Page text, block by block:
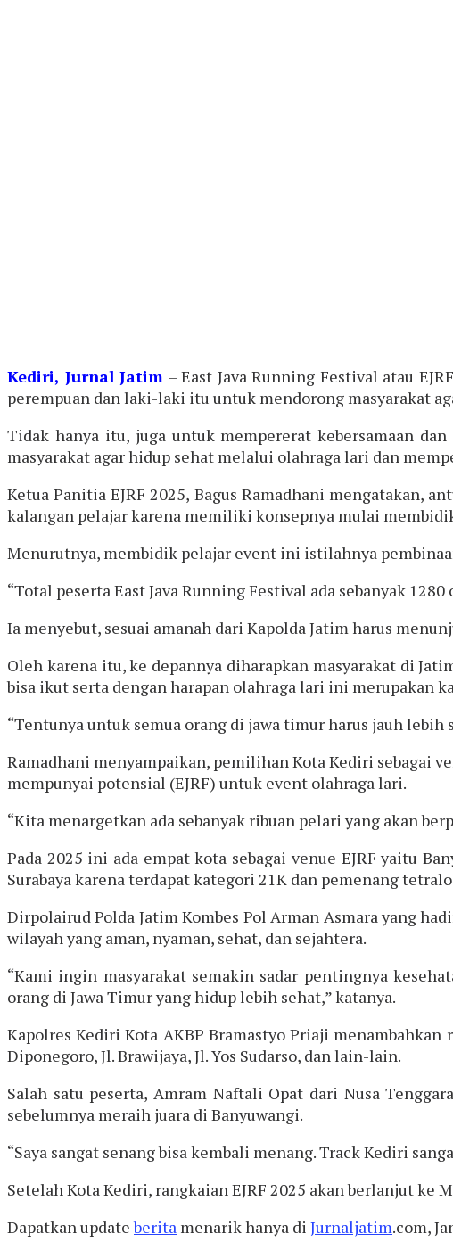
Kediri, Jurnal Jatim – East Java Running Festival atau
perempuan dan laki-laki itu untuk mendorong masyarakat
Tidak hanya itu, juga untuk mempererat kebersamaan
masyarakat agar hidup sehat melalui olahraga lari dan
Ketua Panitia EJRF 2025, Bagus Ramadhani mengatakan,
kalangan pelajar karena memiliki konsepnya mulai
Menurutnya, membidik pelajar event ini istilahnya
“Total peserta East Java Running Festival ada sebanyak
Ia menyebut, sesuai amanah dari Kapolda Jatim harus
Oleh karena itu, ke depannya diharapkan masyarakat di
bisa ikut serta dengan harapan olahraga lari ini merupakan
“Tentunya untuk semua orang di jawa timur harus jauh lebih
Ramadhani menyampaikan, pemilihan Kota Kediri sebagai
mempunyai potensial (EJRF) untuk event olahraga lari.
“Kita menargetkan ada sebanyak ribuan pelari yang akan
Pada 2025 ini ada empat kota sebagai venue EJRF yaitu
Surabaya karena terdapat kategori 21K dan pemenang
Dirpolairud Polda Jatim Kombes Pol Arman Asmara yang
wilayah yang aman, nyaman, sehat, dan sejahtera.
“Kami ingin masyarakat semakin sadar pentingnya
orang di Jawa Timur yang hidup lebih sehat,” katanya.
Kapolres Kediri Kota AKBP Bramastyo Priaji
Diponegoro, Jl. Brawijaya, Jl. Yos Sudarso, dan lain-lain.
Salah satu peserta, Amram Naftali Opat dari Nusa
sebelumnya meraih juara di Banyuwangi.
“Saya sangat senang bisa kembali menang. Track Kediri
Setelah Kota Kediri, rangkaian EJRF 2025 akan berlanjut ke
Dapatkan updateberita menarik hanya di Jurnaljatim.com,